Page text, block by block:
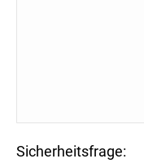
Sicherheitsfrage: